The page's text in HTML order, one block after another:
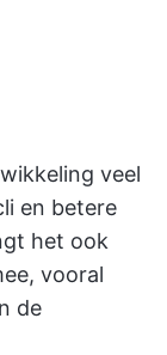
veel
en betere
het ook
vooral
de